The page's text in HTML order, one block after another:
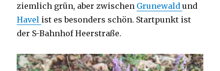
ziemlich grün, aber zwischen Grunewaldund
Havel ist es besonders schön. Startpunkt ist
der S-Bahnhof Heerstraße.